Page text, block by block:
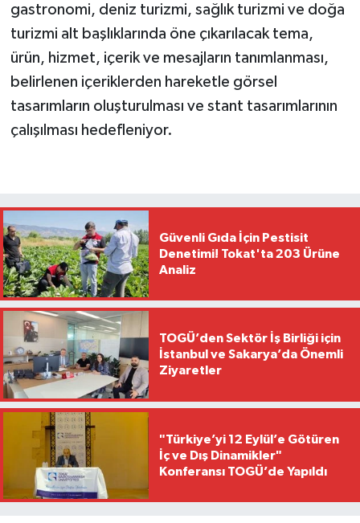
gastronomi, deniz turizmi, sağlık turizmi ve doğa
turizmi alt başlıklarında öne çıkarılacak tema,
ürün, hizmet, içerik ve mesajların tanımlanması,
belirlenen içeriklerden hareketle görsel
tasarımların oluşturulması ve stant tasarımlarının
çalışılması hedefleniyor.
Güvenli Gıda İçin Pestisit
Denetimi! Tokat'ta 203 Ürüne
Analiz
TOGÜ’den Sektör İş Birliği için
İstanbul ve Sakarya’da Önemli
Ziyaretler
"Türkiye’yi 12 Eylül’e Götüren
İç ve Dış Dinamikler"
Konferansı TOGÜ’de Yapıldı